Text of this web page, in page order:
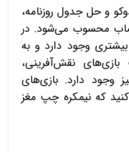
و حل جدول روزنامه،
محسوب می‌شود. در
وجود دارد و به
نقش‌آفرینی،
وجود دارد. بازی‌های
که نیمکره چپ مغز